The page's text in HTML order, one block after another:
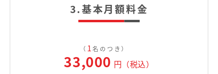
3.基本月額料金
（ 1名のつき）
33,000 円（税込）